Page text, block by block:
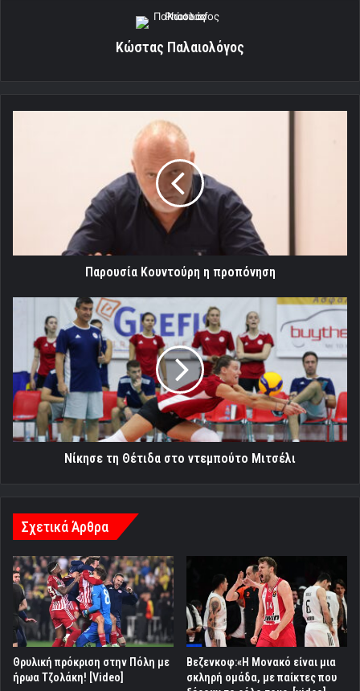
Κώστας Παλαιολόγος
Παρουσία Κουντούρη η προπόνηση
Θέτιδα
ντεμπούτο
Μιτσέλι
Νίκησε τη Θέτιδα στο ντεμπούτο Μιτσέλι
Σχετικά Άρθρα
Θρυλική πρόκριση στην Πόλη με
ήρωα Τζολάκη! [Video]
Βεζενκοφ:«Η Μονακό είναι μια
σκληρή ομάδα, με παίκτες που